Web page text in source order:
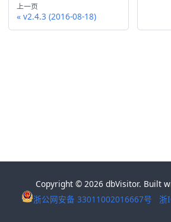
上一页
v2.4.3 (2016-08-18)
Copyright © 2026 dbVisitor. Built
浙公网安备 33011002016667号
浙